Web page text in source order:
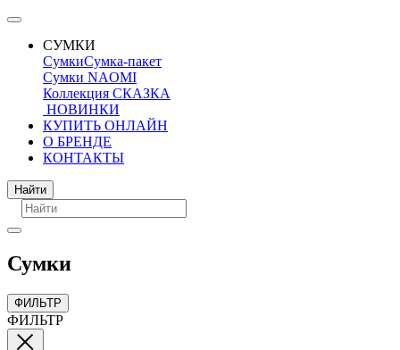
СУМКИ
СумкиСумка-пакет
Сумки NAOMI
Коллекция СКАЗКА
НОВИНКИ
КУПИТЬ ОНЛАЙН
О БРЕНДЕ
КОНТАКТЫ
Поиск
Найти
Сумки
ФИЛЬТР
ФИЛЬТР